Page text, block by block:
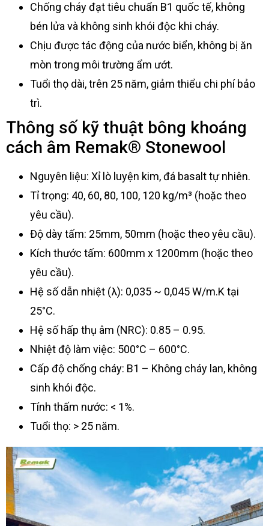
Chống cháy đạt tiêu chuẩn B1 quốc tế, không
bén lửa và không sinh khói độc khi cháy.
Chịu được tác động của nước biển, không bị ăn
mòn trong môi trường ẩm ướt.
Tuổi thọ dài, trên 25 năm, giảm thiểu chi phí bảo
trì.
Thông số kỹ thuật bông khoáng
cách âm Remak® Stonewool
Nguyên liệu: Xỉ lò luyện kim, đá basalt tự nhiên.
Tỉ trọng: 40, 60, 80, 100, 120 kg/m³ (hoặc theo
yêu cầu).
Độ dày tấm: 25mm, 50mm (hoặc theo yêu cầu).
Kích thước tấm: 600mm x 1200mm (hoặc theo
yêu cầu).
Hệ số dẫn nhiệt (λ): 0,035 ~ 0,045 W/m.K tại
25°C.
Hệ số hấp thụ âm (NRC): 0.85 – 0.95.
Nhiệt độ làm việc: 500°C – 600°C.
Cấp độ chống cháy: B1 – Không cháy lan, không
sinh khói độc.
Tính thấm nước: < 1%.
Tuổi thọ: > 25 năm.